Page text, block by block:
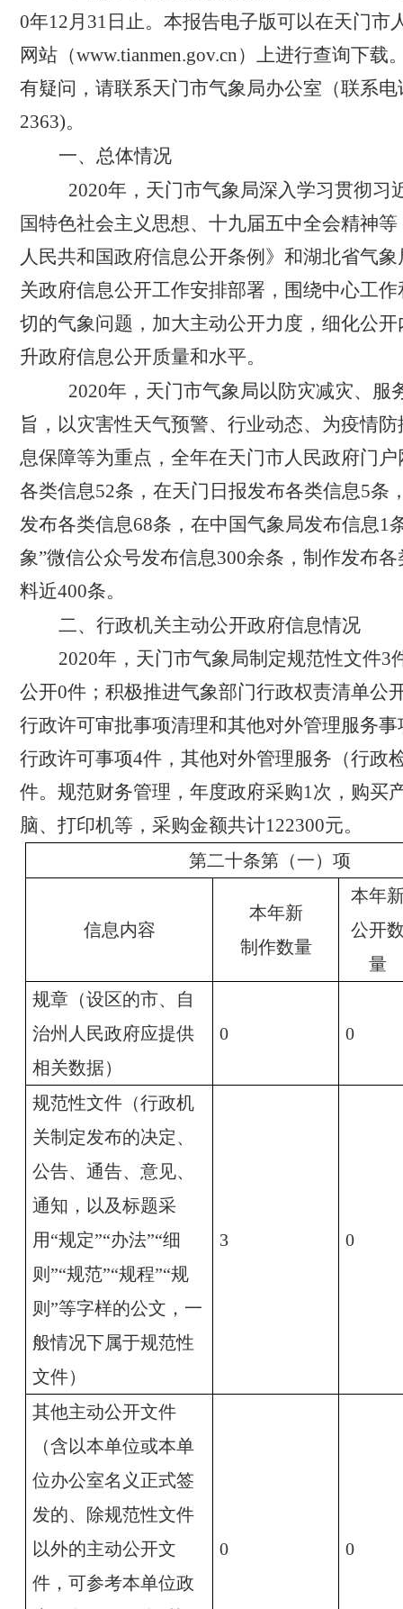
0年12月31日止。本报告电子版可以在天门市
网站（www.tianmen.gov.cn）上进行查询下载
有疑问，请联系天门市气象局办公室（联系电
2363)。
一、总体情况
2020年，天门市气象局深入学习贯彻习
国特色社会主义思想、十九届五中全会精神
人民共和国政府信息公开条例》和湖北省气
关政府信息公开工作安排部署，围绕中心工
切的气象问题，加大主动公开力度，细化公
升政府信息公开质量和水平。
2020年，天门市气象局以防灾减灾、服
旨，以灾害性天气预警、行业动态、为疫情
息保障等为重点，全年在天门市人民政府门
各类信息52条，在天门日报发布各类信息5条
发布各类信息68条，在中国气象局发布信息1
象”微信公众号发布信息300余条，制作发布
料近400条。
二、行政机关主动公开政府信息情况
2020年，天门市气象局制定规范性文件3
公开0件；积极推进气象部门行政权责清单公
行政许可审批事项清理和其他对外管理服务
行政许可事项4件，其他对外管理服务（行政
件。规范财务管理，年度政府采购1次，购买
脑、打印机等，采购金额共计122300元。
第二十条第（一）项
信息内容
本年新
制作数量
本年
公开
量
规章（设区的市、自
治州人民政府应提供
相关数据）
0 0
规范性文件（行政机
关制定发布的决定、
公告、通告、意见、
通知，以及标题采
用“规定”“办法”“细
则”“规范”“规程”“规
则”等字样的公文，一
般情况下属于规范性
文件）
3 0
其他主动公开文件
（含以本单位或本单
位办公室名义正式签
发的、除规范性文件
以外的主动公开文
件，可参考本单位政
0 0